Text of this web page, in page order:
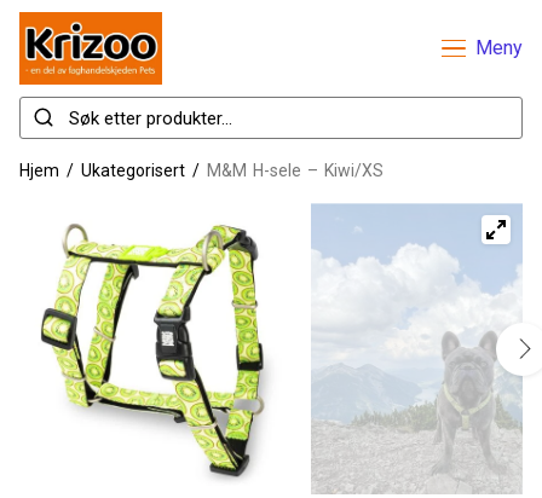
Meny
Hjem / Ukategorisert / M&M H-sele – Kiwi/XS